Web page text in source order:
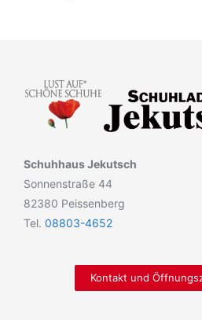
Schuhhaus Jekutsch
Sonnenstraße 44
82380 Peissenberg
Tel. 08803-4652
Kontakt und